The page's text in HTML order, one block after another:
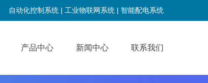
自动化控制系统 | 工业物联网系统 | 智能配电系统
产品中心 新闻中心 联系我们